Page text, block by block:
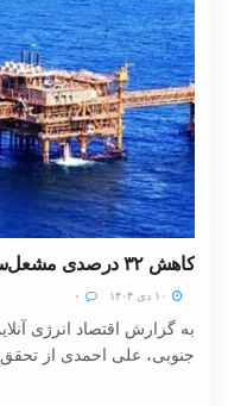
کاهش ۳۲ درصدی مشعل‌سوزی در پالایشگاه اول پارس جنوبی
به گزارش اقتصاد انرژی
جنوبی، علی احمدی از